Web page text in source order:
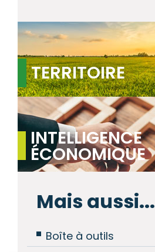
TERRITOIRE
INTELLIGENCE
ÉCONOMIQUE
Mais aussi...
Boîte à outils